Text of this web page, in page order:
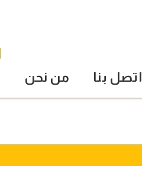
اتصل بنا من نحن